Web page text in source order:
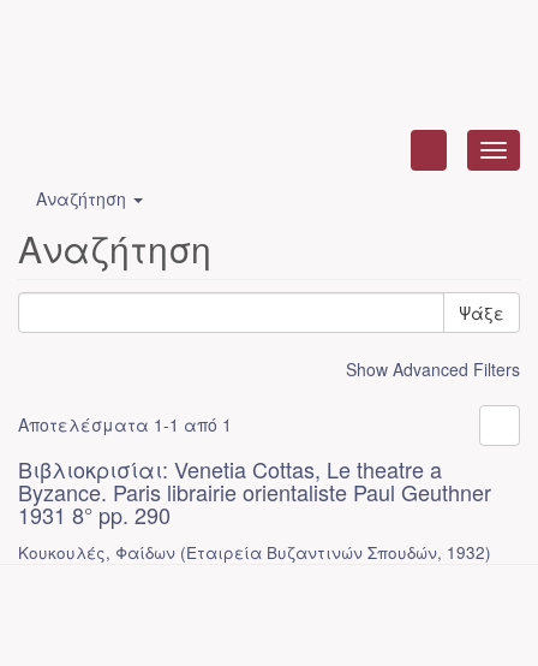
Αναζήτηση
Αναζήτηση
Ψάξε
Show Advanced Filters
Αποτελέσματα 1-1 από 1
Βιβλιοκρισίαι: Venetia Cottas, Le theatre a
Byzance. Paris librairie orientaliste Paul Geuthner
1931 8° pp. 290
Κουκουλές, Φαίδων (Εταιρεία Βυζαντινών Σπουδών, 1932)